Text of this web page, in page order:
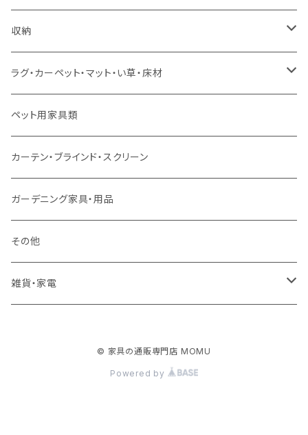
ソファセット
スツール・オットマン
ソファ付属品
クッション・座椅子
シングルサイズ以下（マットレス付）
セミダブルサイズ（マットレス付）
ダブルサイズ（マットレス付）
ダブルサイズ以上（マットレス付）
ロフトベッド
二段ベッド
マットレス
ダイニング7点セット以上
カウンターテーブル
リフティングテーブル
サイドテーブル・コーヒーテーブル
デスク
カウンターチェア
キッズチェア
オフィスチェア・ゲーミングチェア
ダイニングベンチ・スツール
こたつテーブル
こたつ布団
コタツ・布団セット
収納
本棚・シェルフ
食器棚・収納庫
レンジ台・カウンター
ラック
TVボード
キャビネット・飾り棚
ラグ・カーペット・マット・い草・床材
マット・フロアタイル
ラグ
カーペット
ペット用家具類
カーテン・ブラインド・スクリーン
ガーデニング家具・用品
その他
雑貨・家電
© 家具の通販専門店 MOMU
Powered by